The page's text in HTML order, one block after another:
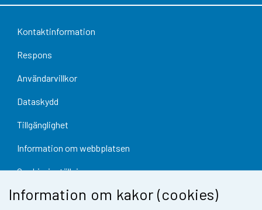
Information om kakor (cookies)
Kontaktinformation
Respons
Användarvillkor
Dataskydd
Tillgänglighet
Information om webbplatsen
Cookie-inställningar